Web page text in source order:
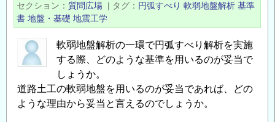
原
子
力
規
人
材
セクション
質問広場 | タグ 円弧すべり 軟弱地盤解析 基準
書 地盤・基礎 地震工学
軟弱地盤解析の一環で円弧すべり解析を実施
する際、どのような基準を用いるのが妥当で
しょうか。
道路土工の軟弱地盤を用いるのが妥当であれば、どの
ような理由から妥当と言えるのでしょうか。